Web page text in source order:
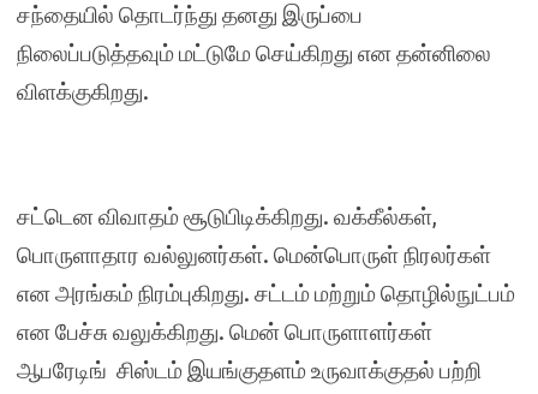
சந்தையில் தொடர்ந்து தனது இருப்பை
நிலைப்படுத்தவும் மட்டுமே செய்கிறது என தன்னிலை
விளக்குகிறது.
சட்டென விவாதம் சூடுபிடிக்கிறது. வக்கீல்கள்,
பொருளாதார வல்லுனர்கள். மென்பொருள் நிரலர்கள்
என அரங்கம் நிரம்புகிறது. சட்டம் மற்றும் தொழில்நுட்பம்
என பேச்சு வலுக்கிறது. மென் பொருளாளர்கள்
ஆபரேடிங் சிஸ்டம் இயங்குதளம் உருவாக்குதல் பற்றி